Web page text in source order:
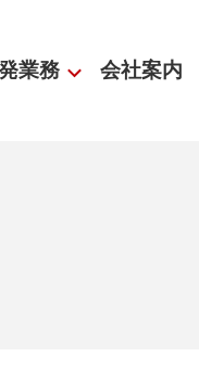
業務 会社案内